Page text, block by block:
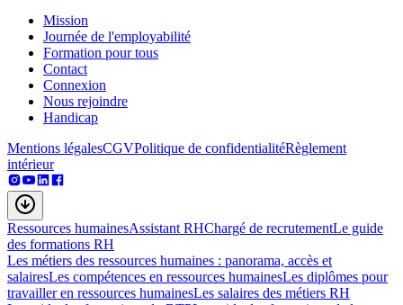
Mission
Journée de l'employabilité
Formation pour tous
Contact
Connexion
Nous rejoindre
Handicap
Mentions légalesCGVPolitique de confidentialitéRèglement
intérieur
Ressources humainesAssistant RHChargé de recrutementLe guide
des formations RH
Les métiers des ressources humaines : panorama, accès et
salairesLes compétences en ressources humainesLes diplômes pour
travailler en ressources humainesLes salaires des métiers RH